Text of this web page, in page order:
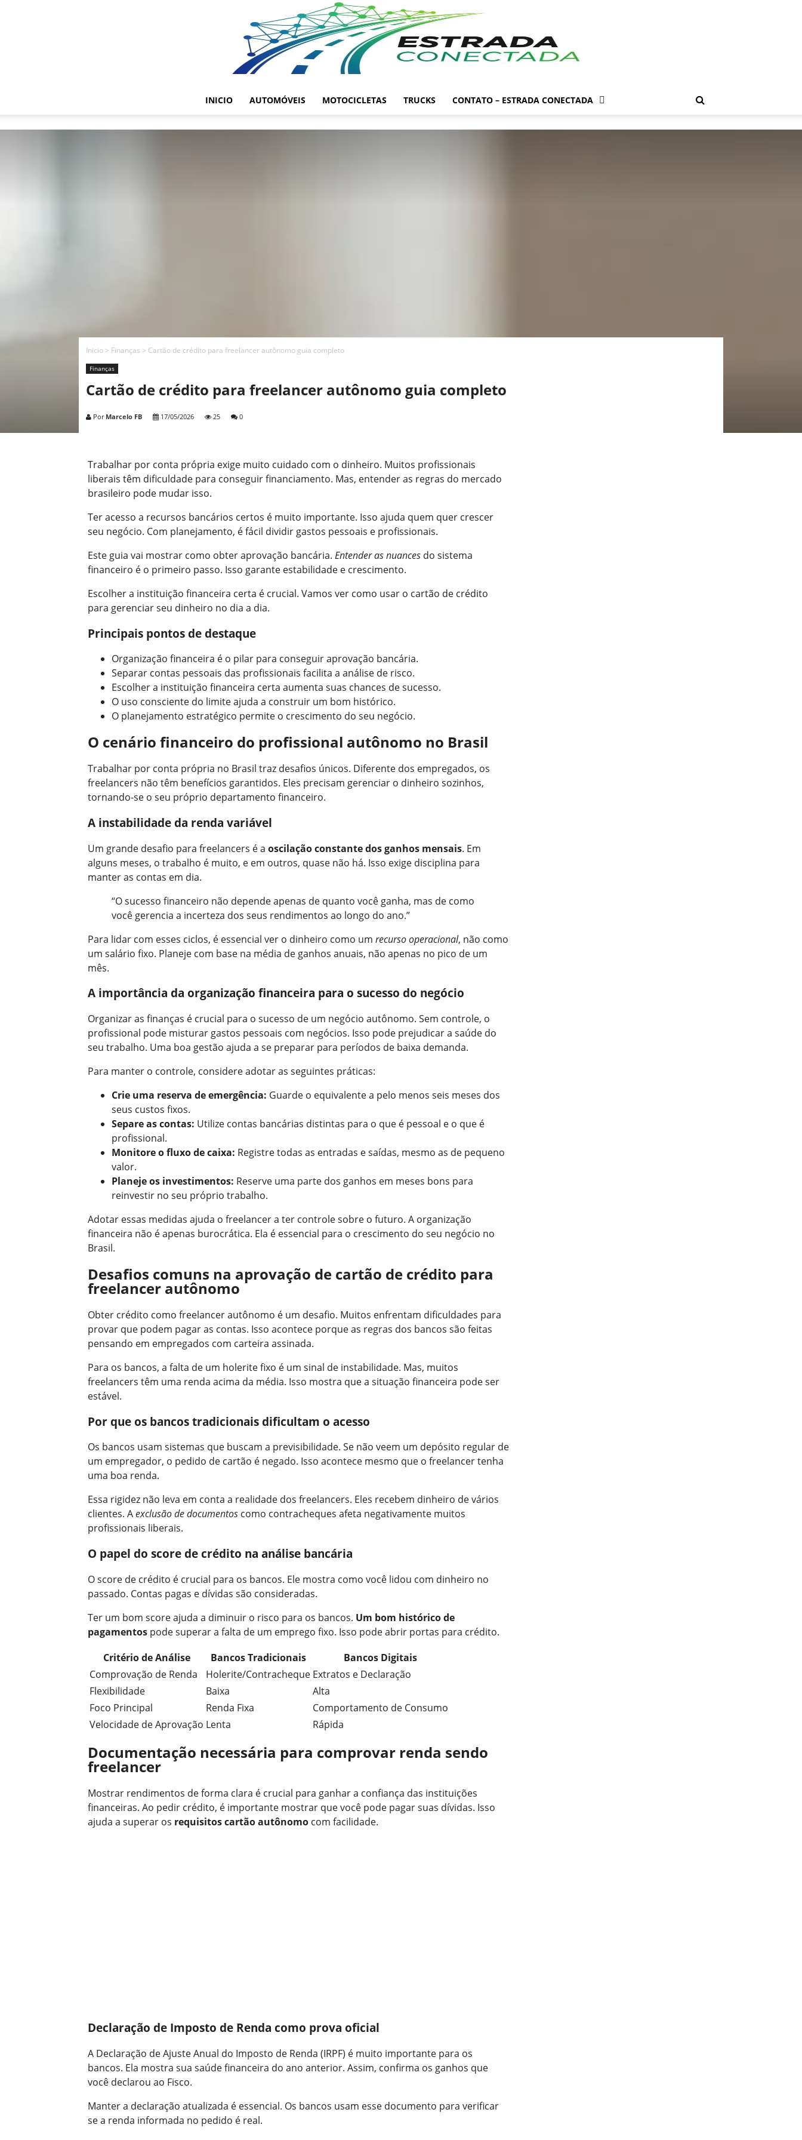
INICIO AUTOMÓVEIS MOTOCICLETAS TRUCKS CONTATO – ESTRADA CONECTADA
Inicio > Finanças > Cartão de crédito para freelancer autônomo guia completo
Finanças
Cartão de crédito para freelancer autônomo guia completo
Por Marcelo FB 17/05/2026 25 0
Trabalhar por conta própria exige muito cuidado com o dinheiro. Muitos profissionais
liberais têm dificuldade para conseguir financiamento. Mas, entender as regras do mercado
brasileiro pode mudar isso.
Ter acesso a recursos bancários certos é muito importante. Isso ajuda quem quer crescer
seu negócio. Com planejamento, é fácil dividir gastos pessoais e profissionais.
Este guia vai mostrar como obter aprovação bancária. Entender as nuances do sistema
financeiro é o primeiro passo. Isso garante estabilidade e crescimento.
Escolher a instituição financeira certa é crucial. Vamos ver como usar o cartão de crédito
para gerenciar seu dinheiro no dia a dia.
Principais pontos de destaque
Organização financeira é o pilar para conseguir aprovação bancária.
Separar contas pessoais das profissionais facilita a análise de risco.
Escolher a instituição financeira certa aumenta suas chances de sucesso.
O uso consciente do limite ajuda a construir um bom histórico.
O planejamento estratégico permite o crescimento do seu negócio.
O cenário financeiro do profissional autônomo no Brasil
Trabalhar por conta própria no Brasil traz desafios únicos. Diferente dos empregados, os
freelancers não têm benefícios garantidos. Eles precisam gerenciar o dinheiro sozinhos,
tornando-se o seu próprio departamento financeiro.
A instabilidade da renda variável
Um grande desafio para freelancers é a oscilação constante dos ganhos mensais. Em
alguns meses, o trabalho é muito, e em outros, quase não há. Isso exige disciplina para
manter as contas em dia.
“O sucesso financeiro não depende apenas de quanto você ganha, mas de como
você gerencia a incerteza dos seus rendimentos ao longo do ano.”
Para lidar com esses ciclos, é essencial ver o dinheiro como um recurso operacional, não como
um salário fixo. Planeje com base na média de ganhos anuais, não apenas no pico de um
mês.
A importância da organização financeira para o sucesso do negócio
Organizar as finanças é crucial para o sucesso de um negócio autônomo. Sem controle, o
profissional pode misturar gastos pessoais com negócios. Isso pode prejudicar a saúde do
seu trabalho. Uma boa gestão ajuda a se preparar para períodos de baixa demanda.
Para manter o controle, considere adotar as seguintes práticas:
Crie uma reserva de emergência: Guarde o equivalente a pelo menos seis meses dos
seus custos fixos.
Separe as contas: Utilize contas bancárias distintas para o que é pessoal e o que é
profissional.
Monitore o fluxo de caixa: Registre todas as entradas e saídas, mesmo as de pequeno
valor.
Planeje os investimentos: Reserve uma parte dos ganhos em meses bons para
reinvestir no seu próprio trabalho.
Adotar essas medidas ajuda o freelancer a ter controle sobre o futuro. A organização
financeira não é apenas burocrática. Ela é essencial para o crescimento do seu negócio no
Brasil.
Desafios comuns na aprovação de cartão de crédito para
freelancer autônomo
Obter crédito como freelancer autônomo é um desafio. Muitos enfrentam dificuldades para
provar que podem pagar as contas. Isso acontece porque as regras dos bancos são feitas
pensando em empregados com carteira assinada.
Para os bancos, a falta de um holerite fixo é um sinal de instabilidade. Mas, muitos
freelancers têm uma renda acima da média. Isso mostra que a situação financeira pode ser
estável.
Por que os bancos tradicionais dificultam o acesso
Os bancos usam sistemas que buscam a previsibilidade. Se não veem um depósito regular de
um empregador, o pedido de cartão é negado. Isso acontece mesmo que o freelancer tenha
uma boa renda.
Essa rigidez não leva em conta a realidade dos freelancers. Eles recebem dinheiro de vários
clientes. Aexclusão de documentos como contracheques afeta negativamente muitos
profissionais liberais.
O papel do score de crédito na análise bancária
O score de crédito é crucial para os bancos. Ele mostra como você lidou com dinheiro no
passado. Contas pagas e dívidas são consideradas.
Ter um bom score ajuda a diminuir o risco para os bancos. Um bom histórico de
pagamentos pode superar a falta de um emprego fixo. Isso pode abrir portas para crédito.
Critério de Análise
Bancos Tradicionais
Bancos Digitais
Comprovação de Renda
Holerite/Contracheque Extratos e Declaração
Flexibilidade
Baixa
Alta
Foco Principal
Renda Fixa
Comportamento de Consumo
Velocidade de Aprovação Lenta Rápida
Documentação necessária para comprovar renda sendo
freelancer
Mostrar rendimentos de forma clara é crucial para ganhar a confiança das instituições
financeiras. Ao pedir crédito, é importante mostrar que você pode pagar suas dívidas. Isso
ajuda a superar os requisitos cartão autônomo com facilidade.
Declaração de Imposto de Renda como prova oficial
A Declaração de Ajuste Anual do Imposto de Renda (IRPF) é muito importante para os
bancos. Ela mostra sua saúde financeira do ano anterior. Assim, confirma os ganhos que
você declarou ao Fisco.
Manter a declaração atualizada é essencial. Os bancos usam esse documento para verificar
se a renda informada no pedido é real.